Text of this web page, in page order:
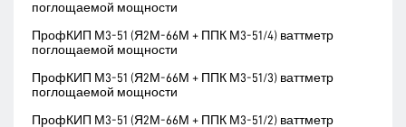
поглощаемой мощности
ПрофКИП М3-51 (Я2М-66М + ППК М3-51/4) ваттметр
поглощаемой мощности
ПрофКИП М3-51 (Я2М-66М + ППК М3-51/3) ваттметр
поглощаемой мощности
ПрофКИП М3-51 (Я2М-66М + ППК М3-51/2) ваттметр